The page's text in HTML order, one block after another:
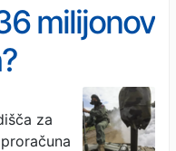
milijonov
za